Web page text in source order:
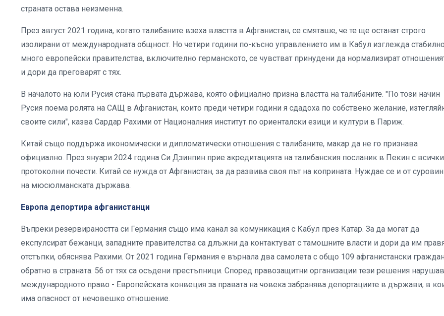
страната остава неизменна.
През август 2021 година, когато талибаните взеха властта в Афганистан, се смяташе, че те ще останат строго
изолирани от международната общност. Но четири години по-късно управлението им в Кабул изглежда
много европейски правителства, включително германското, се чувстват принудени да нормализират
и дори да преговарят с тях.
В началото на юли Русия стана първата държава, която официално призна властта на талибаните. "По този начин
Русия поема ролята на САЩ в Афганистан, които преди четири години я сдадоха по собствено желание,
своите сили", казва Сардар Рахими от Националния институт по ориенталски езици и култури в Париж.
Китай също поддържа икономически и дипломатически отношения с талибаните, макар да не го признава
официално. През януари 2024 година Си Дзинпин прие акредитацията на талибанския посланик в Пекин с всички
протоколни почести. Китай се нужда от Афганистан, за да развива своя път на коприната. Нуждае се и от
на мюсюлманската държава.
Европа депортира афганистанци
Въпреки резервираността си Германия също има канал за комуникация с Кабул през Катар. За да могат да
експулсират бежанци, западните правителства са длъжни да контактуват с тамошните власти и дори да им
отстъпки, обяснява Рахими. От 2021 година Германия е върнала два самолета с общо 109 афганистански
обратно в страната. 56 от тях са осъдени престъпници. Според правозащитни организации тези решения
международното право - Европейската конвеция за правата на човека забранява депортациите в държави, в
има опасност от нечовешко отношение.